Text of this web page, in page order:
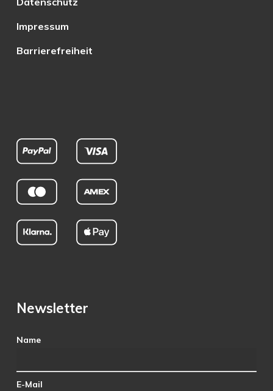
Impressum
Barrierefreiheit
Newsletter
Name
E-Mail